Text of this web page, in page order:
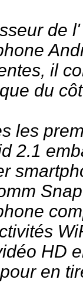
de
il
du
les
2.1
HD
en